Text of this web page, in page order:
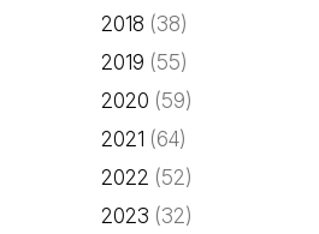
2018 (38)
2019 (55)
2020 (59)
2021 (64)
2022 (52)
2023 (32)